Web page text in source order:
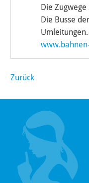
Die Zugwege
Die Busse
Zurück